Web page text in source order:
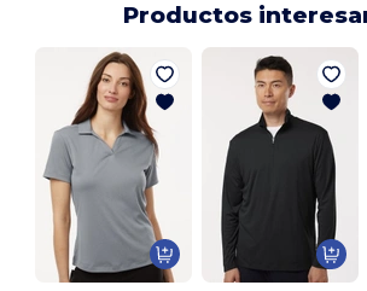
Productos